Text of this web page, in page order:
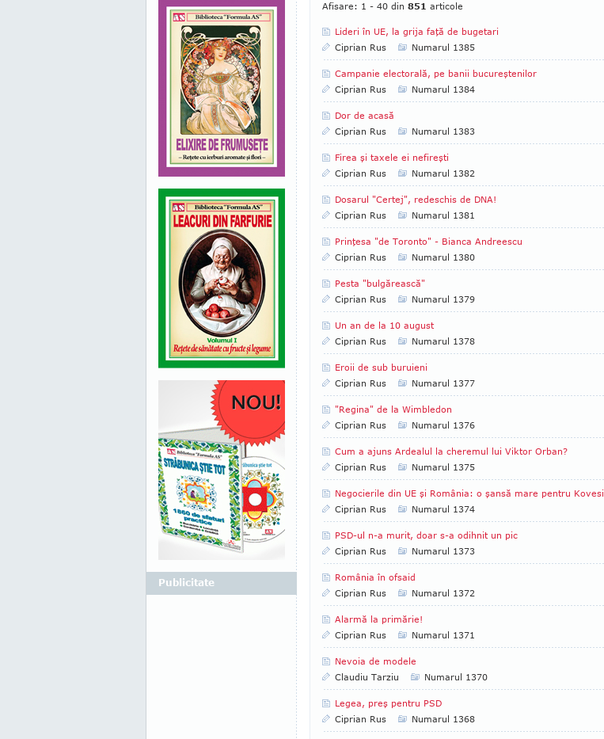
Afisare: 1 - 40 din 851 articole
Lideri în UE, la grija faţă de bugetari
Ciprian Rus
Numarul 1385
Campanie electorală, pe banii bucureştenilor
Ciprian Rus
Numarul 1384
Dor de acasă
Ciprian Rus
Numarul 1383
Firea şi taxele ei nefireşti
Ciprian Rus
Numarul 1382
Dosarul "Certej", redeschis de DNA!
Ciprian Rus
Numarul 1381
Prinţesa "de Toronto" - Bianca Andreescu
Ciprian Rus
Numarul 1380
Pesta "bulgărească"
Ciprian Rus
Numarul 1379
Un an de la 10 august
Ciprian Rus
Numarul 1378
Eroii de sub buruieni
Ciprian Rus
Numarul 1377
"Regina" de la Wimbledon
Ciprian Rus
Numarul 1376
Cum a ajuns Ardealul la cheremul lui Viktor Orban?
Ciprian Rus
Numarul 1375
Negocierile din UE şi România: o şansă mare pentru Kovesi
Ciprian Rus
Numarul 1374
PSD-ul n-a murit, doar s-a odihnit un pic
Ciprian Rus
Numarul 1373
România în ofsaid
Ciprian Rus
Numarul 1372
Alarmă la primărie!
Ciprian Rus
Numarul 1371
Nevoia de modele
Claudiu Tarziu
Numarul 1370
Legea, preş pentru PSD
Ciprian Rus
Numarul 1368
Publicitate